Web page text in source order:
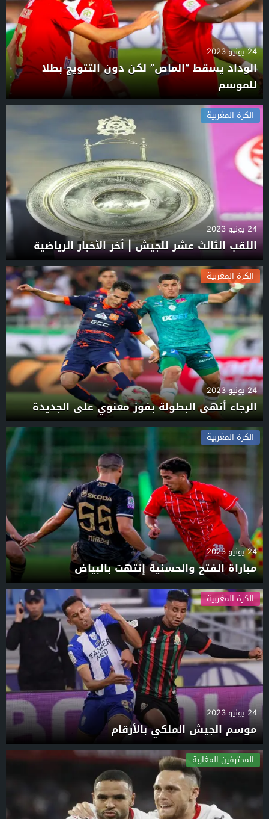
24 يونيو 2023
الوداد يسقط “الماص” لكن دون التتويج بطلا
للموسم
الكرة المغربية
24 يونيو 2023
اللقب الثالث عشر للجيش | أخر الأخبار الرياضية
الكرة المغربية
24 يونيو 2023
الرجاء أنهى البطولة بفوز معنوي على الجديدة
الكرة المغربية
24 يونيو 2023
مباراة الفتح والحسنية إنتهت بالبياض
الكرة المغربية
24 يونيو 2023
موسم الجيش الملكي بالأرقام
المحترفين المغاربة